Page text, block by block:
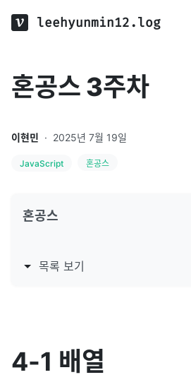
leehyunmin12.log
혼공스 3주차
이현민 · 2025년 7월 19일
JavaScript 혼공스
혼공스
목록 보기
4-1 배열